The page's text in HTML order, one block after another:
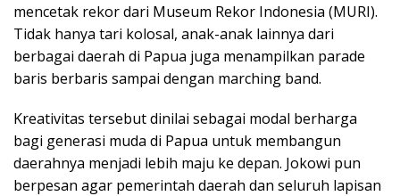
mencetak rekor dari Museum Rekor Indonesia (MURI).
Tidak hanya tari kolosal, anak-anak lainnya dari
berbagai daerah di Papua juga menampilkan parade
baris berbaris sampai dengan marching band.
Kreativitas tersebut dinilai sebagai modal berharga
bagi generasi muda di Papua untuk membangun
daerahnya menjadi lebih maju ke depan. Jokowi pun
berpesan agar pemerintah daerah dan seluruh lapisan